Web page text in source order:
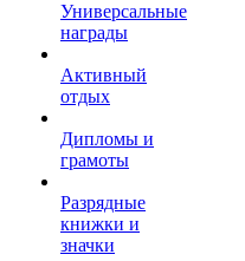
Универсальные
награды
Активный
отдых
Дипломы и
грамоты
Разрядные
книжки и
значки